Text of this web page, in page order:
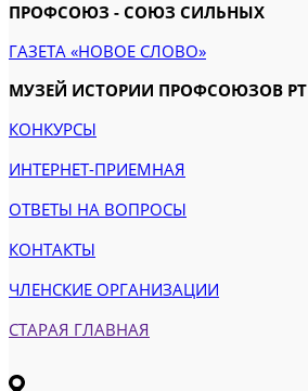
ПРОФСОЮЗ - СОЮЗ СИЛЬНЫХ
ГАЗЕТА «НОВОЕ СЛОВО»
МУЗЕЙ ИСТОРИИ ПРОФСОЮЗОВ РТ
КОНКУРСЫ
ИНТЕРНЕТ-ПРИЕМНАЯ
ОТВЕТЫ НА ВОПРОСЫ
КОНТАКТЫ
ЧЛЕНСКИЕ ОРГАНИЗАЦИИ
СТАРАЯ ГЛАВНАЯ